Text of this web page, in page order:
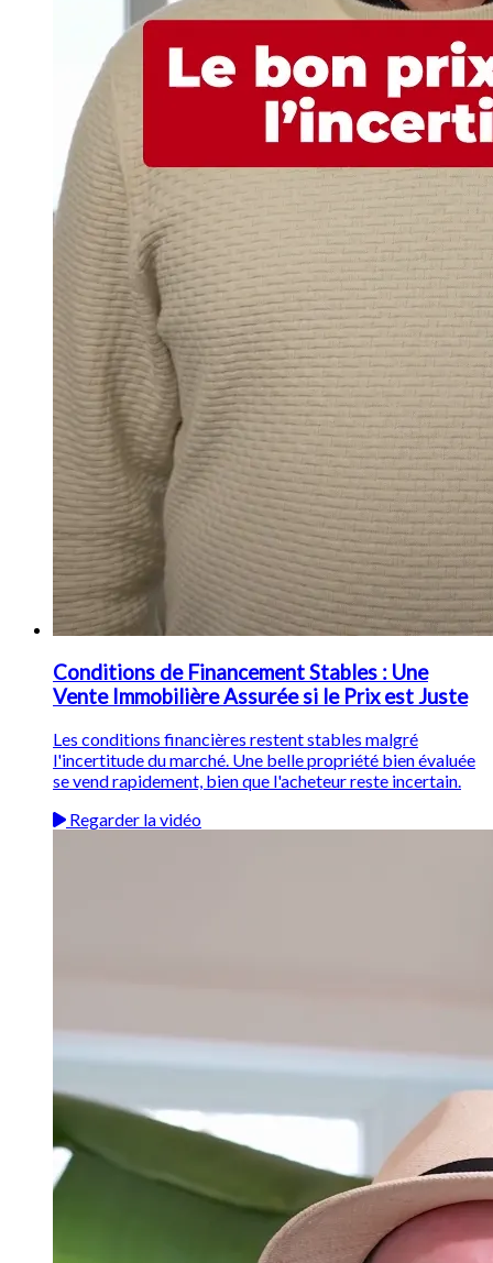
Conditions de Financement Stables : Une
Vente Immobilière Assurée si le Prix est Juste
Les conditions financières restent stables malgré
l'incertitude du marché. Une belle propriété bien évaluée
se vend rapidement, bien que l'acheteur reste incertain.
Regarder la vidéo